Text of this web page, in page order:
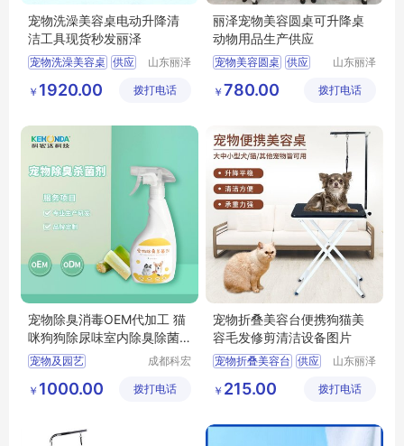
宠物洗澡美容桌电动升降清
洁工具现货秒发丽泽
宠物洗澡美容桌 供应
狗狗清洁美容工具
山东丽泽
有限公司
￥ 1920.00 拨打电话
丽泽宠物美容圆桌可升降桌
动物用品生产供应
宠物美容圆桌 供应
狗狗清洁美容工具
山东丽泽
有限公司
￥ 780.00 拨打电话
宠物除臭消毒OEM代加工 猫
咪狗狗除尿味室内除臭除菌
品牌定制
宠物及园艺
空气清新
成都科宏
限责任公
￥ 1000.00 拨打电话
宠物折叠美容台便携狗猫美
容毛发修剪清洁设备图片
宠物折叠美容台 供应
狗狗清洁美容工具
山东丽泽
有限公司
￥ 215.00 拨打电话